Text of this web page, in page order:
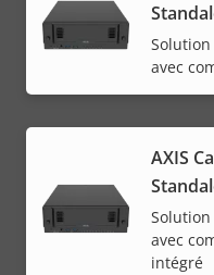
avec
AXIS
avec
intégré